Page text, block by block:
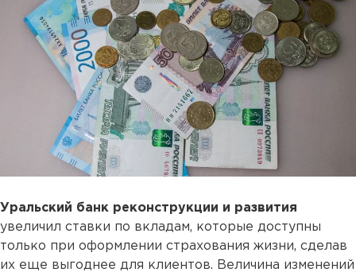
Уральский банк реконструкции и развития
увеличил ставки по вкладам, которые доступны
только при оформлении страхования жизни, сделав
их еще выгоднее для клиентов. Величина изменений